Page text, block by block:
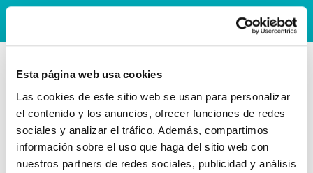
Esta página web usa cookies
Las cookies de este sitio web se usan para personalizar
el contenido y los anuncios, ofrecer funciones de redes
sociales y analizar el tráfico. Además, compartimos
información sobre el uso que haga del sitio web con
nuestros partners de redes sociales, publicidad y análisis